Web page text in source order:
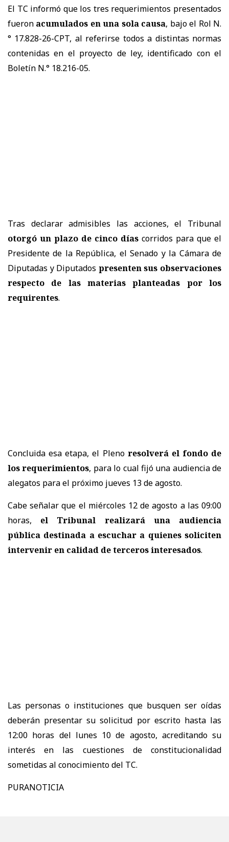
El TC informó que los tres requerimientos presentados
fueron acumulados en una sola causa, bajo el Rol N.
° 17.828-26-CPT, al referirse todos a distintas normas
contenidas en el proyecto de ley, identificado con el
Boletín N.° 18.216-05.
Tras declarar admisibles las acciones, el Tribunal
otorgó un plazo de cinco días corridos para que el
Presidente de la República, el Senado y la Cámara de
Diputadas y Diputados presenten sus observaciones
respecto de las materias planteadas por los
requirentes.
Concluida esa etapa, el Pleno resolverá el fondo de
los requerimientos, para lo cual fijó una audiencia de
alegatos para el próximo jueves 13 de agosto.
Cabe señalar que el miércoles 12 de agosto a las 09:00
horas, el Tribunal realizará una audiencia
pública destinada a escuchar a quienes soliciten
intervenir en calidad de terceros interesados.
Las personas o instituciones que busquen ser oídas
deberán presentar su solicitud por escrito hasta las
12:00 horas del lunes 10 de agosto, acreditando su
interés en las cuestiones de constitucionalidad
sometidas al conocimiento del TC.
PURANOTICIA